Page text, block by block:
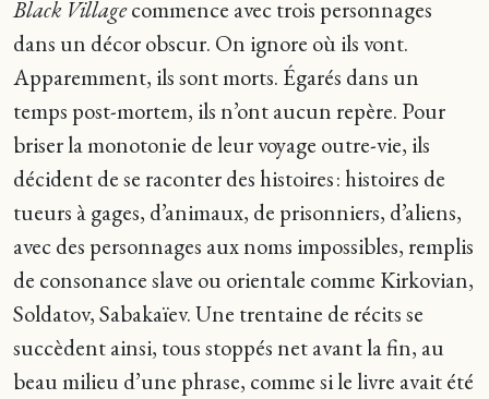
Black Villagecommence avec trois personnages
dans un décor obscur. On ignore où ils vont.
Apparemment, ils sont morts. Égarés dans un
temps post-mortem, ils n’ont aucun repère. Pour
briser la monotonie de leur voyage outre-vie, ils
décident de se raconter des histoires : histoires de
tueurs à gages, d’animaux, de prisonniers, d’aliens,
avec des personnages aux noms impossibles, remplis
de consonance slave ou orientale comme Kirkovian,
Soldatov, Sabakaïev. Une trentaine de récits se
succèdent ainsi, tous stoppés net avant la fin, au
beau milieu d’une phrase, comme si le livre avait été